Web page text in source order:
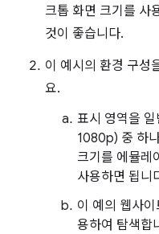
크톱 화면 크기를 사
것이 좋습니다.
이 예시의 환경 구성
요.
표시 영역을
1080p) 중 하
크기를 에뮬레
사용하면 됩니
이 예의 웹사
용하여 탐색합